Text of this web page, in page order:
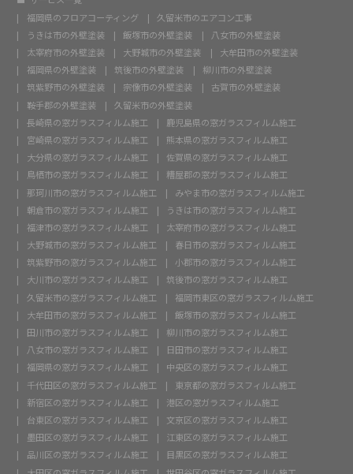
福岡県のフロアコーティング
久留米市のエアコン工事
うきは市の外壁塗装
飯塚市の外壁塗装
八女市の外壁塗装
太宰府市の外壁塗装
大野城市の外壁塗装
大牟田市の外壁塗装
福岡県の外壁塗装
筑後市の外壁塗装
柳川市の外壁塗装
筑紫野市の外壁塗装
宗像市の外壁塗装
古賀市の外壁塗装
鞍手郡の外壁塗装
久留米市の外壁塗装
長崎県の窓ガラスフィルム施工
鹿児島県の窓ガラスフィルム施工
宮崎県の窓ガラスフィルム施工
熊本県の窓ガラスフィルム施工
大分県の窓ガラスフィルム施工
佐賀県の窓ガラスフィルム施工
鳥栖市の窓ガラスフィルム施工
糟屋郡の窓ガラスフィルム施工
那珂川市の窓ガラスフィルム施工
みやま市の窓ガラスフィルム施工
朝倉市の窓ガラスフィルム施工
うきは市の窓ガラスフィルム施工
福津市の窓ガラスフィルム施工
太宰府市の窓ガラスフィルム施工
大野城市の窓ガラスフィルム施工
春日市の窓ガラスフィルム施工
筑紫野市の窓ガラスフィルム施工
小郡市の窓ガラスフィルム施工
大川市の窓ガラスフィルム施工
筑後市の窓ガラスフィルム施工
久留米市の窓ガラスフィルム施工
福岡市東区の窓ガラスフィルム施工
大牟田市の窓ガラスフィルム施工
飯塚市の窓ガラスフィルム施工
田川市の窓ガラスフィルム施工
柳川市の窓ガラスフィルム施工
八女市の窓ガラスフィルム施工
日田市の窓ガラスフィルム施工
福岡県の窓ガラスフィルム施工
中央区の窓ガラスフィルム施工
千代田区の窓ガラスフィルム施工
東京都の窓ガラスフィルム施工
新宿区の窓ガラスフィルム施工
港区の窓ガラスフィルム施工
台東区の窓ガラスフィルム施工
文京区の窓ガラスフィルム施工
墨田区の窓ガラスフィルム施工
江東区の窓ガラスフィルム施工
品川区の窓ガラスフィルム施工
目黒区の窓ガラスフィルム施工